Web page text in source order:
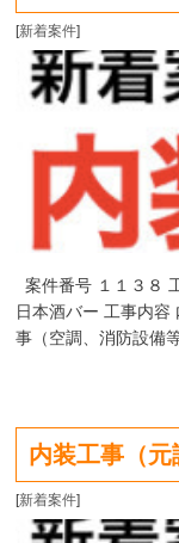
[新着案件]
案件番号 １１３８
日本酒バー 工事内容
事（空調、消防設備
内装工事（
[新着案件]